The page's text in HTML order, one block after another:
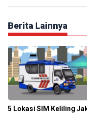
Berita Lainnya
5 Lokasi SIM Keliling